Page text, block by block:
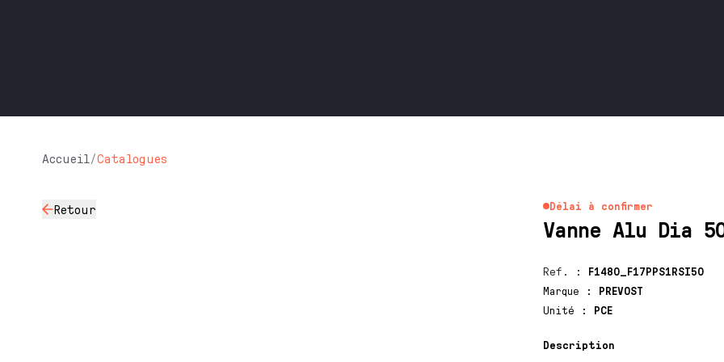
Accueil/Catalogues
Retour Délai à confirmer
Vanne Alu Dia
Ref. : F1480_F17PPS1RSI50
Marque
:
PREVOST
Unité
: PCE
Description